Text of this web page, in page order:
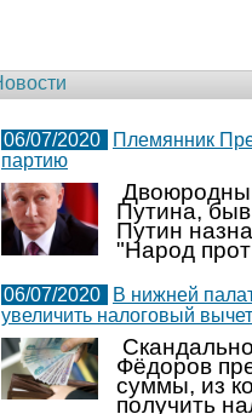
06/07/2020
Племянник
партию
Путина,
Путин
"Народ
06/07/2020
В нижней
увеличить налоговый вычет
Фёдоров
суммы, из
получить